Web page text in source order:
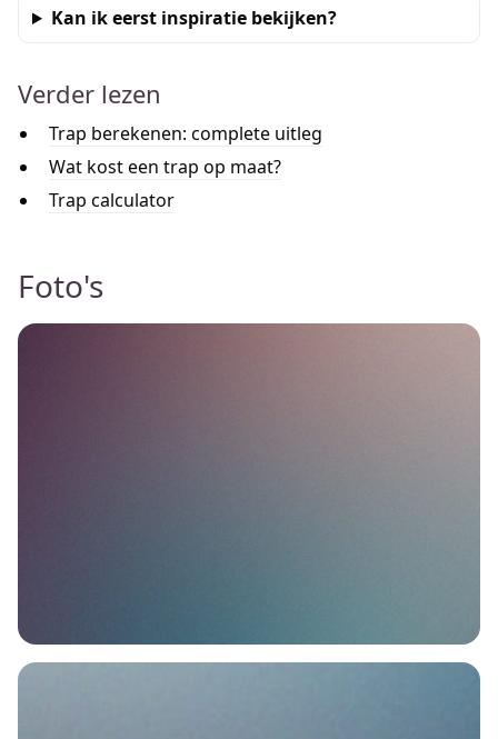
Kan ik eerst inspiratie bekijken?
Verder lezen
Trap berekenen: complete uitleg
Wat kost een trap op maat?
Trap calculator
Foto's